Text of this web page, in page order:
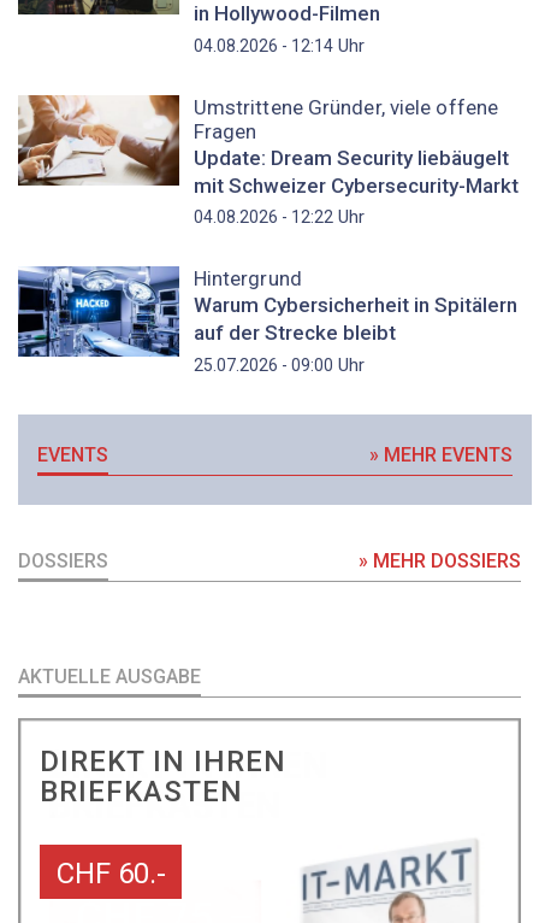
in Hollywood-Filmen
04.08.2026 - 12:14Uhr
Umstrittene Gründer, viele offene
Fragen
Update: Dream Security liebäugelt
mit Schweizer Cybersecurity-Markt
04.08.2026 - 12:22Uhr
Hintergrund
Warum Cybersicherheit in Spitälern
auf der Strecke bleibt
25.07.2026 - 09:00 Uhr
EVENTS » MEHR EVENTS
DOSSIERS » MEHR DOSSIERS
AKTUELLE AUSGABE
DIREKT IN IHREN
BRIEFKASTEN
CHF 60.-